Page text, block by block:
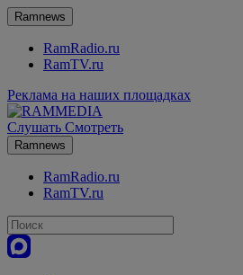
Ramnews
RamRadio.ru
RamTV.ru
Реклама на наших площадках
Слушать Смотреть
Ramnews
RamRadio.ru
RamTV.ru